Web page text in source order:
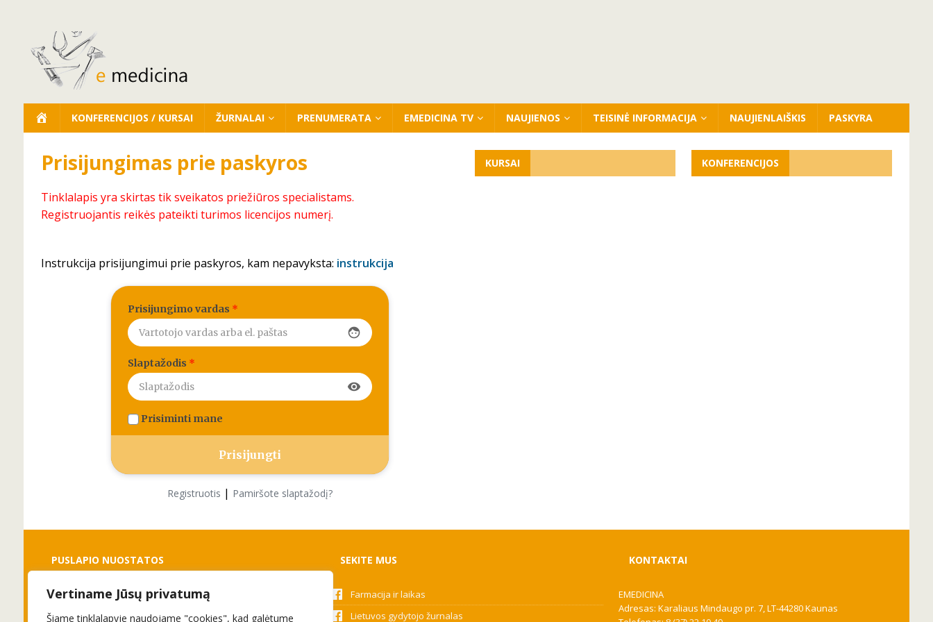
Vertiname Jūsų privatumą
Šiame tinklalapyje naudojame "cookies", kad galėtume
KONFERENCIJOS / KURSAI ŽURNALAI PRENUMERATA EMEDICINA TV NAUJIENOS TEISINĖ INFORMACIJA NAUJIENLAIŠKIS PASKYRA
Prisijungimas prie paskyros
Tinklalapis yra skirtas tik sveikatos priežiūros specialistams.
Registruojantis reikės pateikti turimos licencijos numerį.
Instrukcija prisijungimui prie paskyros, kam nepavyksta: instrukcija
Prisijungimo vardas *
face
Slaptažodis *
visibility
Prisiminti mane
Registruotis | Pamiršote slaptažodį?
KURSAI KONFERENCIJOS
PUSLAPIO NUOSTATOS
Slapukai
Privatumo politika
SEKITE MUS
Farmacija ir laikas
Lietuvos gydytojo žurnalas
KONTAKTAI
EMEDICINA
Adresas: Karaliaus Mindaugo pr. 7, LT-44280 Kaunas